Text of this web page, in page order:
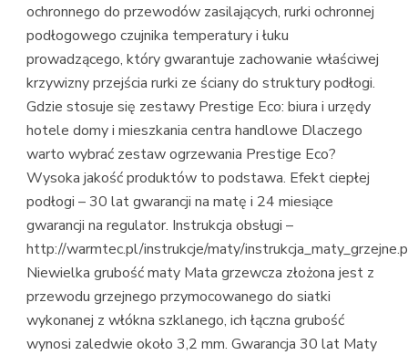
ochronnego do przewodów zasilających, rurki ochronnej
podłogowego czujnika temperatury i łuku
prowadzącego, który gwarantuje zachowanie właściwej
krzywizny przejścia rurki ze ściany do struktury podłogi.
Gdzie stosuje się zestawy Prestige Eco: biura i urzędy
hotele domy i mieszkania centra handlowe Dlaczego
warto wybrać zestaw ogrzewania Prestige Eco?
Wysoka jakość produktów to podstawa. Efekt ciepłej
podłogi – 30 lat gwarancji na matę i 24 miesiące
gwarancji na regulator. Instrukcja obsługi –
http://warmtec.pl/instrukcje/maty/
Niewielka grubość maty Mata grzewcza złożona jest z
przewodu grzejnego przymocowanego do siatki
wykonanej z włókna szklanego, ich łączna grubość
wynosi zaledwie około 3,2 mm. Gwarancja 30 lat Maty